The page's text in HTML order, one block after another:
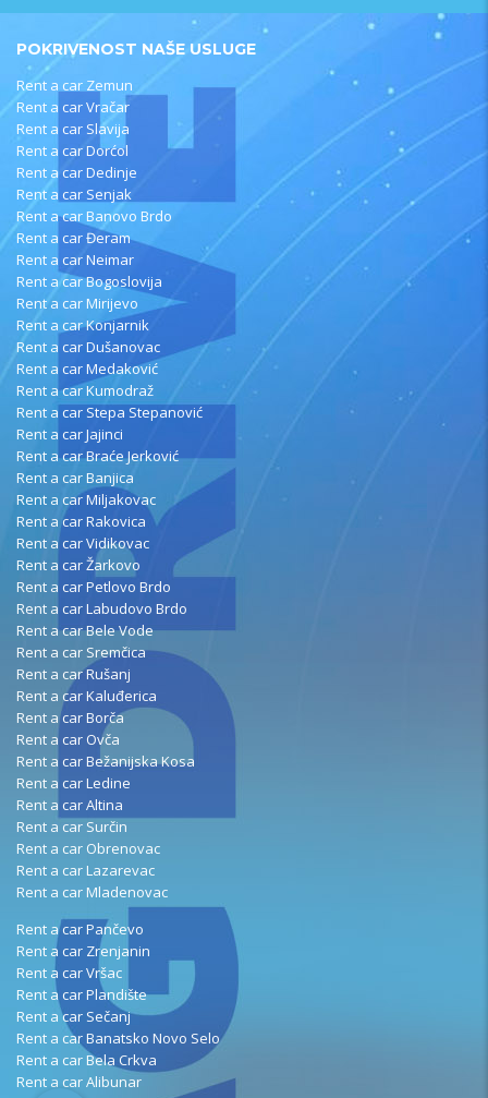
POKRIVENOST NAŠE USLUGE
Rent a car Zemun
Rent a car Vračar
Rent a car Slavija
Rent a car Dorćol
Rent a car Dedinje
Rent a car Senjak
Rent a car Banovo Brdo
Rent a car Đeram
Rent a car Neimar
Rent a car Bogoslovija
Rent a car Mirijevo
Rent a car Konjarnik
Rent a car Dušanovac
Rent a car Medaković
Rent a car Kumodraž
Rent a car Stepa Stepanović
Rent a car Jajinci
Rent a car Braće Jerković
Rent a car Banjica
Rent a car Miljakovac
Rent a car Rakovica
Rent a car Vidikovac
Rent a car Žarkovo
Rent a car Petlovo Brdo
Rent a car Labudovo Brdo
Rent a car Bele Vode
Rent a car Sremčica
Rent a car Rušanj
Rent a car Kaluđerica
Rent a car Borča
Rent a car Ovča
Rent a car Bežanijska Kosa
Rent a car Ledine
Rent a car Altina
Rent a car Surčin
Rent a car Obrenovac
Rent a car Lazarevac
Rent a car Mladenovac
Rent a car Pančevo
Rent a car Zrenjanin
Rent a car Vršac
Rent a car Plandište
Rent a car Sečanj
Rent a car Banatsko Novo Selo
Rent a car Bela Crkva
Rent a car Alibunar